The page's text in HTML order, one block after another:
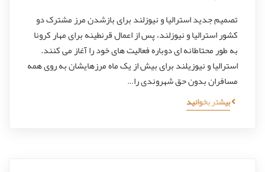
تصمیم جدید استرالیا و نیوزلند برای بازشدن مرز مشترک دو
کشور استرالیا و نیوزلند، پس از اعمال قرنطینه برای مهار کرونا
به طور محتاطانه‌ ای دوباره فعالیت های خود را آغاز می کنند.
استرالیا و نیوزیلند برای بیش از یک ماه مرزهایشان به روی همه
مسافران بدون حق شهروندی را…
بیشتر بخوانید